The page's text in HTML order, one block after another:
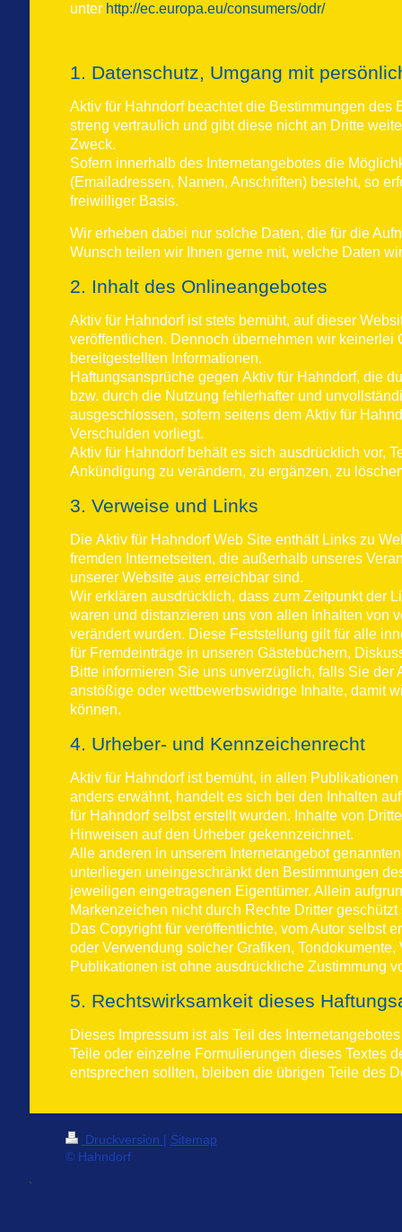
unter http://ec.europa.eu/consumers/odr/
1. Datenschutz, Umgang mit
Aktiv für Hahndorf beachtet die Bestimmungen
streng vertraulich und gibt diese nicht an Dritte
Zweck.
Sofern innerhalb des Internetangebotes die
(Emailadressen, Namen, Anschriften) besteht, so
freiwilliger Basis.
Wir erheben dabei nur solche Daten, die für die
Wunsch teilen wir Ihnen gerne mit, welche Daten
2. Inhalt des Onlineangebotes
Aktiv für Hahndorf ist stets bemüht, auf dieser
veröffentlichen. Dennoch übernehmen wir keinerlei
bereitgestellten Informationen.
Haftungsansprüche gegen Aktiv für Hahndorf, die
bzw. durch die Nutzung fehlerhafter und
ausgeschlossen, sofern seitens dem Aktiv für
Verschulden vorliegt.
Aktiv für Hahndorf behält es sich ausdrücklich vor,
Ankündigung zu verändern, zu ergänzen, zu
3. Verweise und Links
Die Aktiv für Hahndorf Web Site enthält Links zu
fremden Internetseiten, die außerhalb unseres
unserer Website aus erreichbar sind.
Wir erklären ausdrücklich, dass zum Zeitpunkt der
waren und distanzieren uns von allen Inhalten von
verändert wurden. Diese Feststellung gilt für alle
für Fremdeinträge in unseren Gästebüchern,
Bitte informieren Sie uns unverzüglich, falls Sie
anstößige oder wettbewerbswidrige Inhalte, damit
können.
4. Urheber- und Kennzeichenrecht
Aktiv für Hahndorf ist bemüht, in allen
anders erwähnt, handelt es sich bei den Inhalten
für Hahndorf selbst erstellt wurden. Inhalte von
Hinweisen auf den Urheber gekennzeichnet.
Alle anderen in unserem Internetangebot
unterliegen uneingeschränkt den Bestimmungen
jeweiligen eingetragenen Eigentümer. Allein
Markenzeichen nicht durch Rechte Dritter geschützt
Das Copyright für veröffentlichte, vom Autor selbst
oder Verwendung solcher Grafiken,
Publikationen ist ohne ausdrückliche Zustimmung
5. Rechtswirksamkeit dieses
Dieses Impressum ist als Teil des
Teile oder einzelne Formulierungen dieses Textes
entsprechen sollten, bleiben die übrigen Teile des
Druckversion | Sitemap
© Hahndorf